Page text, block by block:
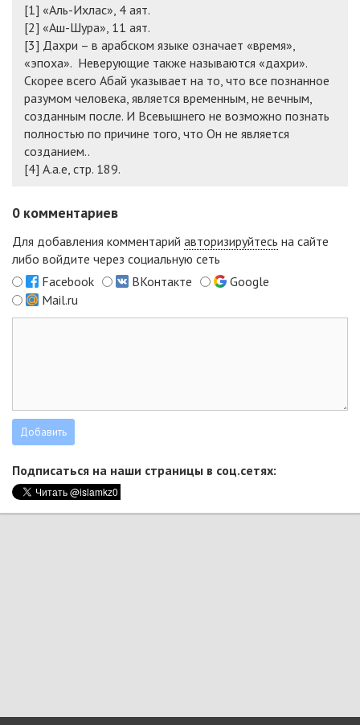
[1] «Аль-Ихлас», 4 аят.
[2] «Аш-Шура», 11 аят.
[3] Дахри – в арабском языке означает «время»,
«эпоха». Неверующие также называются «дахри».
Скорее всего Абай указывает на то, что все познанное
разумом человека, является временным, не вечным,
созданным после. И Всевышнего не возможно познать
полностью по причине того, что Он не является
созданием..
[4] А.а.е, стр. 189.
0 комментариев
Для добавления комментарий авторизируйтесь на сайте
либо войдите через социальную сеть
Facebook
ВКонтакте
Google
Mail.ru
Подписаться на наши страницы в соц.сетях: